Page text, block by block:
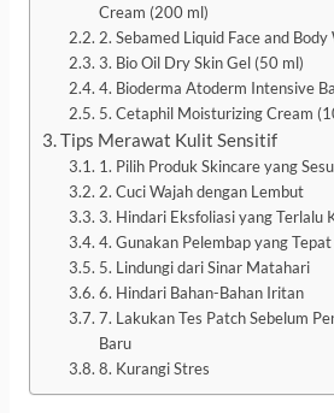
Cream (200 ml)
2. Sebamed Liquid Face and
3. Bio Oil Dry Skin Gel (50 ml)
4. Bioderma Atoderm Intensive
5. Cetaphil Moisturizing Cream
Tips Merawat Kulit Sensitif
1. Pilih Produk Skincare yang
2. Cuci Wajah dengan Lembut
3. Hindari Eksfoliasi yang Terlalu
4. Gunakan Pelembap yang Tepat
5. Lindungi dari Sinar Matahari
6. Hindari Bahan-Bahan Iritan
7. Lakukan Tes Patch Sebelum
Baru
8. Kurangi Stres